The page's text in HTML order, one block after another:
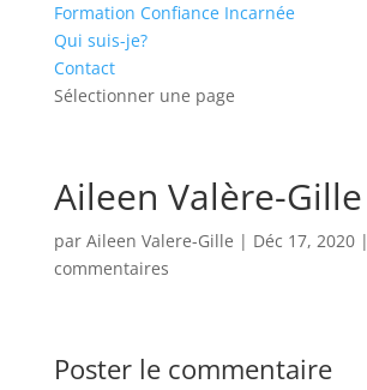
Formation Confiance Incarnée
Qui suis-je?
Contact
Sélectionner une page
Aileen Valère-Gille
par Aileen Valere-Gille | Déc 17, 2020|
commentaires
Poster le commentaire